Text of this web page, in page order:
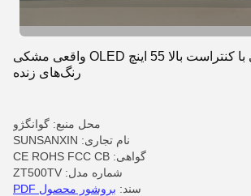
تلویزیون خانگی با کنتراست بالا 55 اینچ OLED واقعی مشکی
رنگ‌های زنده
محل منبع: گوانگژو
نام تجاری: SUNSANXIN
گواهی: CE ROHS FCC CB
شماره مدل: ZT500TV
سند: بروشور محصول PDF